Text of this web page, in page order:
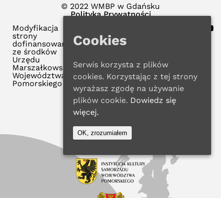
© 2022 WMBP w Gdańsku
Polityka Prywatności
Modyfikacja
strony
dofinansowana
ze środków
Urzędu
Marszałkowskiego
Województwa
Pomorskiego
Cookies
Serwis korzysta z plików
cookies. Korzystając z tej strony
wyrażasz zgodę na używanie
plików cookie. Dowiedz się
więcej.
OK, zrozumiałem